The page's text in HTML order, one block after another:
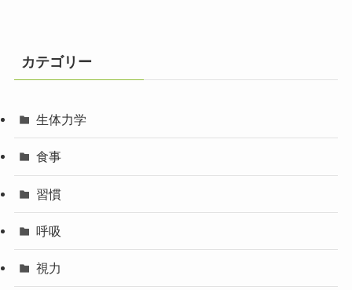
カテゴリー
生体力学
食事
習慣
呼吸
視力